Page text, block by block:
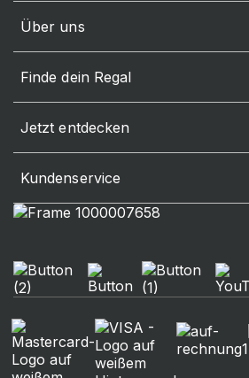
Über uns
Finde dein Regal
Jetzt entdecken
Kundenservice